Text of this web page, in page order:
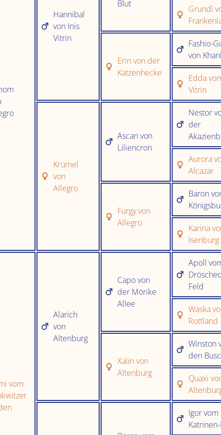
Hannibal
von Inis
Vitrin
Blut
Grundl
Erin von der
Katzenhecke
Fashio-
von
Edda
Vitrin
Krümel
von
Allegro
Ascan von
Liliencron
Nestor
der
Aurora
Alcazar
Furgy von
Allegro
Baron
Karina
Isenburg
vom
Alarich
von
Altenburg
Capo von
der Mörike
Allee
Apoll
Feld
Waska
Rottland
Xalin von
Altenburg
Winston
den
Quaxi
Igor vom